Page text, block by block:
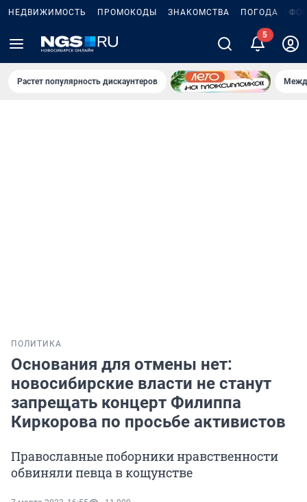
НЕДВИЖИМОСТЬ ПРОМОКОДЫ ЗНАКОМСТВА ПОГОДА
5
Растет популярность дискаунтеров
ПОЛИТИКА
Основания для отмены нет:
новосибирские власти не станут
запрещать концерт Филиппа
Киркорова по просьбе активистов
Православные поборники нравственности
обвиняли певца в кощунстве